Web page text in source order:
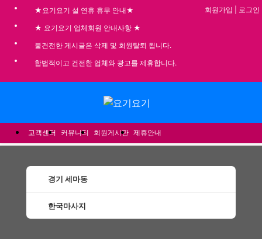
★요기요기 설 연휴 휴무 안내★
★ 요기요기 업체회원 안내사항 ★
불건전한 게시글은 삭제 및 회원탈퇴 됩니다.
합법적이고 건전한 업체와 광고를 제휴합니다.
회원가입 로그인
고객센터 커뮤니티 회원게시판 제휴안내
경기 세마동
한국마사지